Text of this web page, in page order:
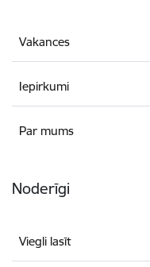
Vakances
Iepirkumi
Par mums
Noderīgi
Viegli lasīt